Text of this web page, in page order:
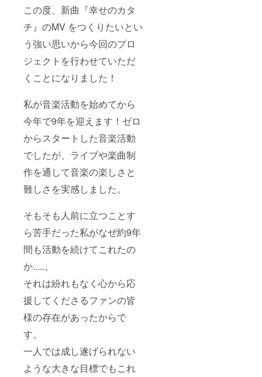
この度、新曲『幸せのカタ
チ』のMV をつくりたいとい
う強い思いから今回のプロ
ジェクトを行わせていただ
くことになりました！
私が音楽活動を始めてから
今年で9年を迎えます！ゼロ
からスタートした音楽活動
でしたが、ライブや楽曲制
作を通して音楽の楽しさと
難しさを実感しました。
そもそも人前に立つことす
ら苦手だった私がなぜ約9年
間も活動を続けてこれたの
か.....。
それは紛れもなく心から応
援してくださるファンの皆
様の存在があったからで
す。
一人では成し遂げられない
ような大きな目標でもこれ